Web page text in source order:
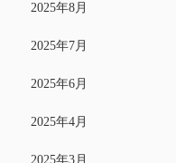
2025年8月
2025年7月
2025年6月
2025年4月
2025年3月